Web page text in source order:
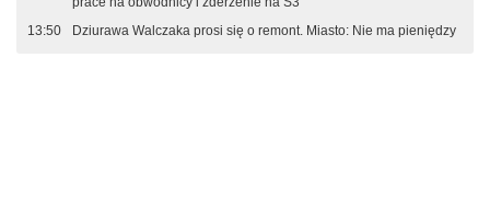
13:50
Dziurawa Walczaka prosi się o remont. Miasto: Nie ma pieniędzy